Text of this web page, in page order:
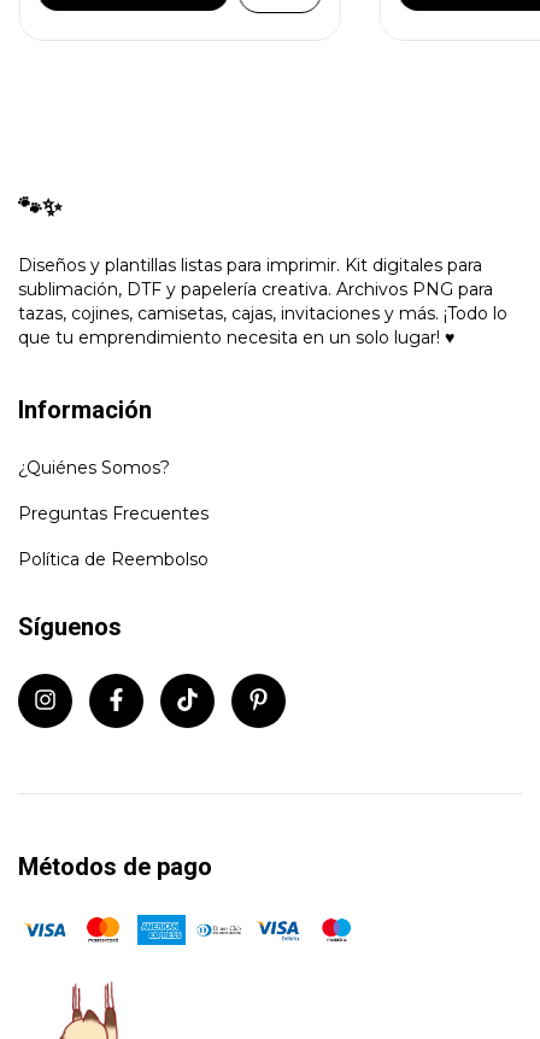
🐾✨
Diseños y plantillas listas para imprimir. Kit digitales para
sublimación, DTF y papelería creativa. Archivos PNG para
tazas, cojines, camisetas, cajas, invitaciones y más. ¡Todo lo
que tu emprendimiento necesita en un solo lugar! ♥
Información
¿Quiénes Somos?
Preguntas Frecuentes
Política de Reembolso
Síguenos
Métodos de pago